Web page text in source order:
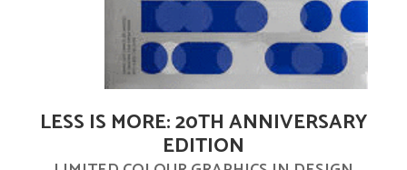
LESS IS MORE: 20TH ANNIVERSARY
EDITION